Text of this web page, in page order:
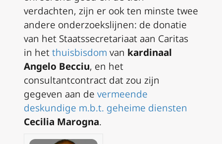
verdachten, zijn er ook ten minste twee
andere onderzoekslijnen: de donatie
van het Staatssecretariaat aan Caritas
in hetthuisbisdom van kardinaal
Angelo Becciu, en het
consultantcontract dat zou zijn
gegeven aan de vermeende
deskundige m.b.t. geheime diensten
Cecilia Marogna.